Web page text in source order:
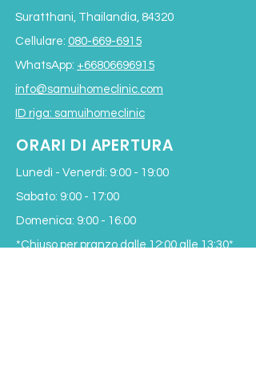
Suratthani, Thailandia, 84320
Cellulare: 080-669-6915
WhatsApp: +66806696915
info@samuihomeclinic.com
ID riga: samuihomeclinic
ORARI DI APERTURA
Lunedì - Venerdì: 9:00 - 19:00
Sabato: 9:00 - 17:00
Domenica: 9:00 - 16:00
*Chiuso per pranzo dalle 12:00 alle 13:30*